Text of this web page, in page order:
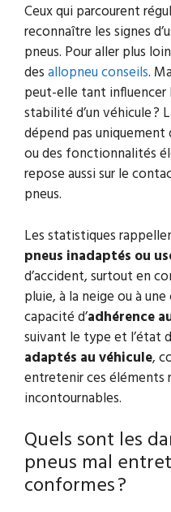
Ceux qui parcourent
reconnaître les signes
pneus. Pour aller plus
desallopneu conseils.
peut-elle tant influencer
stabilité d’un véhicule ?
dépend pas
ou des fonctionnalités
repose aussi sur le
pneus.
Les statistiques
pneus inadaptés ou
d’accident, surtout en
pluie, à la neige ou à
capacité d’adhérence
suivant le type et l’état
adaptés au véhicule,
entretenir ces éléments
incontournables.
Quels sont les
pneus mal
conformes ?